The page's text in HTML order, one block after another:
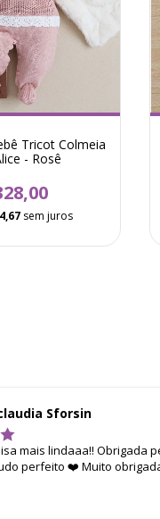
Tricot Colmeia
- Rosê
sem juros
Sforsin
mais lindaaa!! Obrigada
perfeito ❤️ Muito